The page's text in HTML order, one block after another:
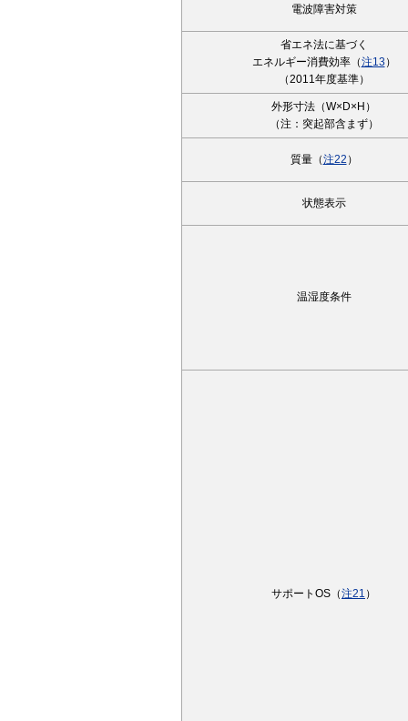
電波障害対策
省エネ法に基づく
エネルギー消費効率（注13 ）
（2011年度基準）
外形寸法（W×D×H）
（注：突起部含まず）
質量（注22 ）
状態表示
温湿度条件
サポートOS（注21 ）